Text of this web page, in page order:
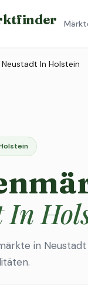
Neustadt In Holstein
In
in